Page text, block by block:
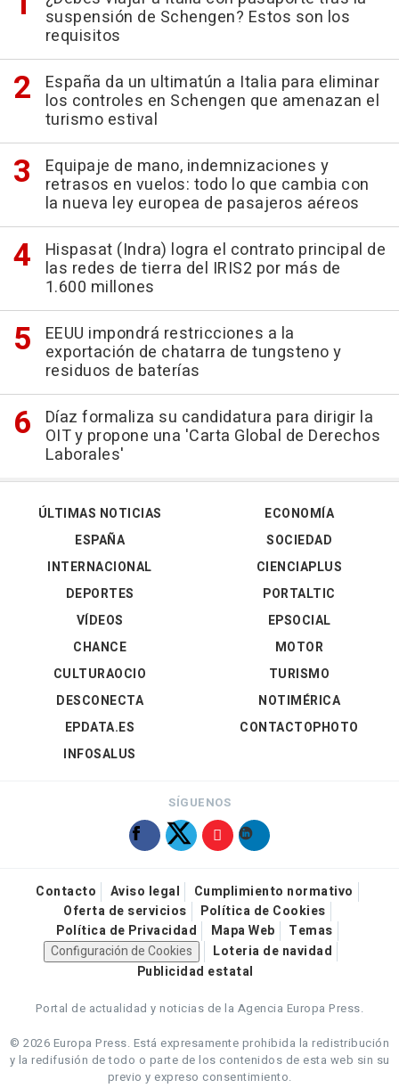
suspensión de Schengen? Estos son los
requisitos
España da un ultimatún a Italia para eliminar
los controles en Schengen que amenazan el
turismo estival
Equipaje de mano, indemnizaciones y
retrasos en vuelos: todo lo que cambia con
la nueva ley europea de pasajeros aéreos
Hispasat (Indra) logra el contrato principal de
las redes de tierra del IRIS2 por más de
1.600 millones
EEUU impondrá restricciones a la
exportación de chatarra de tungsteno y
residuos de baterías
Díaz formaliza su candidatura para dirigir la
OIT y propone una 'Carta Global de Derechos
Laborales'
ÚLTIMAS NOTICIAS
ESPAÑA
INTERNACIONAL
DEPORTES
VÍDEOS
ECONOMÍA
SOCIEDAD
CIENCIAPLUS
PORTALTIC
EPSOCIAL
CHANCE
CULTURAOCIO
DESCONECTA
EPDATA.ES
INFOSALUS
MOTOR
TURISMO
NOTIMÉRICA
CONTACTOPHOTO
SÍGUENOS
Contacto Aviso legal
Cumplimiento normativo
Oferta de servicios
Política de Cookies
Política de Privacidad
Mapa Web
Temas
Configuración de Cookies
Loteria de navidad
Publicidad estatal
Portal de actualidad y noticias de la Agencia Europa Press.
© 2026 Europa Press. Está expresamente prohibida la redistribución
y la redifusión de todo o parte de los contenidos de esta web sin su
previo y expreso consentimiento.